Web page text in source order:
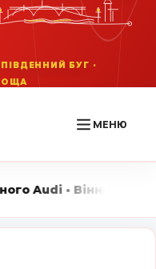
МЕНЮ
стежить за